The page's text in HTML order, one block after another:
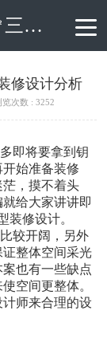
沈阳万科翡翠公园120㎡三居室户型装修设计分析
修设计分析
览次数 : 3252
即将要拿到钥
始准备装修
，摸不着头
给大家讲讲即
装修设计。
较开阔，另外
整体空间采光
也有一些缺点
空间更整体。
师来合理的设